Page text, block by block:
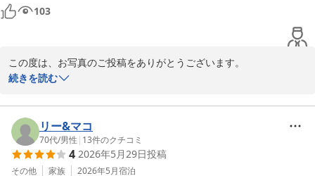
103
この度は、お写真のご投稿をありがとうございます。
てのお客様に快適にお過ごしいただけるよう、当宿では全室禁煙と
させていただいております。
愛煙家のお客様にはご不便をおかけしてしまい大変心苦しいのです
が、皆様に気持ちよくお過ごしいただくための大切なルールとし
続きを読む
リー&マコ
70代/男性 | 13件のクチコミ
4 2026年5月29日投稿
その他 家族 2026年5月宿泊